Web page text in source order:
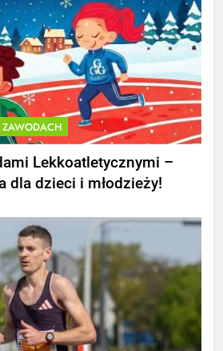
Lekkoatletycznymi –
dla dzieci i młodzieży!